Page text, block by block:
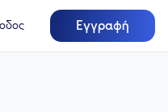
Εγγραφή